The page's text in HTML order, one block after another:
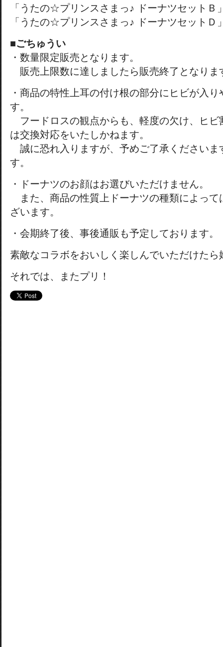
「うたの☆プリンスさまっ♪ ドーナツセットＢ
「うたの☆プリンスさまっ♪ ドーナツセットＤ
■ごちゅうい
・数量限定販売となります。
販売上限数に達しましたら販売終了となりま
・商品の特性上耳の付け根の部分にヒビが入
す。
フードロスの観点からも、軽度の欠け、ヒビ
は交換対応をいたしかねます。
誠に恐れ入りますが、予めご了承くださいま
す。
・ドーナツのお顔はお選びいただけません。
また、商品の性質上ドーナツの種類によって
ざいます。
・会期終了後、事後通販も予定しております。
素敵なコラボをおいしく楽しんでいただけたら
それでは、またプリ！